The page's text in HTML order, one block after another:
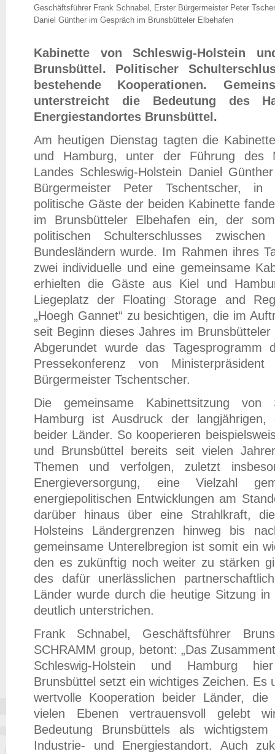
Geschäftsführer Frank Schnabel, Erster Bürgermeister Peter
Daniel Günther im Gespräch im Brunsbütteler Elbehafen
Kabinette von Schleswig-Holstein
Brunsbüttel. Politischer
bestehende Kooperationen.
unterstreicht die Bedeutung des
Energiestandortes Brunsbüttel.
Am heutigen Dienstag tagten die
und Hamburg, unter der Führung des
Landes Schleswig-Holstein Daniel
Bürgermeister Peter Tschentscher,
politische Gäste der beiden Kabinette
im Brunsbütteler Elbehafen ein, der
politischen Schulterschlusses
Bundesländern wurde. Im Rahmen ihres
zwei individuelle und eine gemeinsame
erhielten die Gäste aus Kiel und
Liegeplatz der Floating Storage and
„Hoegh Gannet“ zu besichtigen, die im
seit Beginn dieses Jahres im
Abgerundet wurde das Tagesprogramm
Pressekonferenz von
Bürgermeister Tschentscher.
Die gemeinsame Kabinettsitzung von
Hamburg ist Ausdruck der langjährigen,
beider Länder. So kooperieren
und Brunsbüttel bereits seit vielen
Themen und verfolgen, zuletzt
Energieversorgung, eine Vielzahl
energiepolitischen Entwicklungen am
darüber hinaus über eine Strahlkraft,
Holsteins Ländergrenzen hinweg bis
gemeinsame Unterelbregion ist somit ein
den es zukünftig noch weiter zu stärken
des dafür unerlässlichen
Länder wurde durch die heutige Sitzung
deutlich unterstrichen.
Frank Schnabel, Geschäftsführer
SCHRAMM group, betont: „Das
Schleswig-Holstein und Hamburg
Brunsbüttel setzt ein wichtiges Zeichen. Es
wertvolle Kooperation beider Länder,
vielen Ebenen vertrauensvoll gelebt
Bedeutung Brunsbüttels als
Industrie- und Energiestandort. Auch